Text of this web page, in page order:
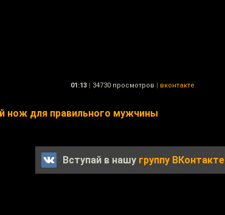
01:13 | 34730 просмотров | вконтакте
нож для правильного мужчины
Вступай в нашу группу ВКонтакте